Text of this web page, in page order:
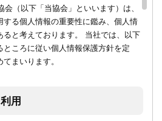
会（以下「当協会」といいます）は、
する個人情報の重要性に鑑み、個人情
ると考えております。 当社では、以下
ころに従い個人情報保護方針を定
まいります。
用